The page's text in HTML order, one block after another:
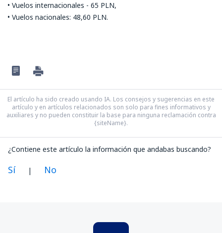
• Vuelos internacionales - 65 PLN,
• Vuelos nacionales: 48,60 PLN.
El artículo ha sido creado usando IA. Los consejos y sugerencias en este
artículo y en artículos relacionados son solo para fines informativos y
auxiliares y no pueden constituir la base para ninguna reclamación contra
{siteName}.
¿Contiene este artículo la información que andabas buscando?
Sí | No
Contiene información incorrecta